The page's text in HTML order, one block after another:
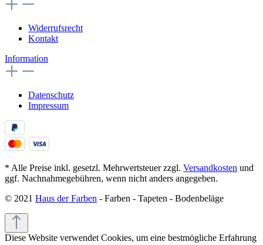
Widerrufsrecht
Kontakt
Information
Datenschutz
Impressum
* Alle Preise inkl. gesetzl. Mehrwertsteuer zzgl. Versandkosten und
ggf. Nachnahmegebühren, wenn nicht anders angegeben.
© 2021 Haus der Farben - Farben - Tapeten - Bodenbeläge
Diese Website verwendet Cookies, um eine bestmögliche Erfahrung